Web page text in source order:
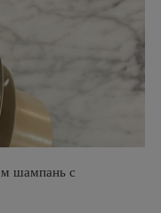
шампань с